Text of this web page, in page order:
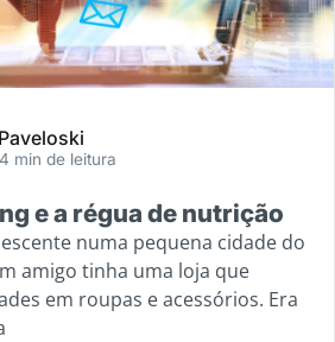
min de leitura
e a régua de nutrição
numa pequena cidade do
amigo tinha uma loja que
em roupas e acessórios. Era